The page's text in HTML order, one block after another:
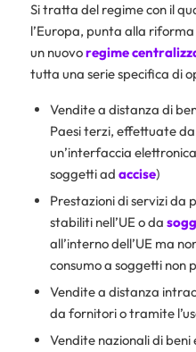
Si tratta del regime con il
l’Europa, punta alla riforma
un nuovoregime
tutta una serie specifica di
Vendite a distanza di
Paesi terzi, effettuate
un’interfaccia
soggetti ad accise)
Prestazioni di servizi da
stabiliti nell’UE o da
all’interno dell’UE ma
consumo a soggetti non
Vendite a distanza
da fornitori o tramite
Vendite nazionali di